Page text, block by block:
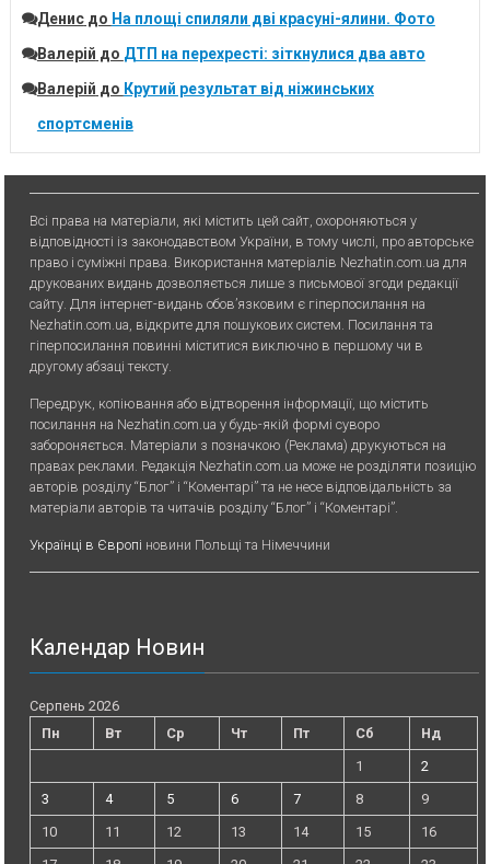
Денисдо На площі спиляли дві красуні-ялини. Фото
Валерій до ДТП на перехресті: зіткнулися два авто
Валерій до Крутий результат від ніжинських
спортсменів
Всі права на матеріали, які містить цей сайт, охороняються у
відповідності із законодавством України, в тому числі, про авторське
право і суміжні права. Використання матерiалiв Nezhatin.com.ua для
друкованих видань дозволяється лише з письмової згоди редакції
сайту. Для iнтернет-видань обов’язковим є гiперпосилання на
Nezhatin.com.ua, відкрите для пошукових систем. Посилання та
гіперпосилання повинні міститися виключно в першому чи в
другому абзаці тексту.
Передрук, копiювання або вiдтворення iнформацiї, що мiстить
посилання на Nezhatin.com.ua у будь-якiй формi суворо
забороняється. Матеріали з позначкою (Реклама) друкуються на
правах реклами. Редакція Nezhatin.com.ua може не розділяти позицію
авторів розділу “Блог” і “Коментарі” та не несе відповідальність за
матеріали авторів та читачів розділу “Блог” і “Коментарі”.
Українці в Європі новини Польщі та Німеччини
Календар Новин
Серпень 2026
Пн
Вт Ср Чт Пт Сб
Нд
1
2
3
4 5 6 7 8
9
10
11 12 13 14 15
16